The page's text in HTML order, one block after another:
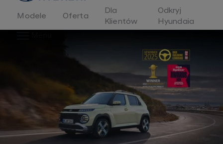
Modele Oferta
Dla
Klientów
Odkryj
Hyundaia